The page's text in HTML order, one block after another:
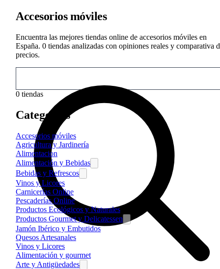
Accesorios móviles
Encuentra las mejores tiendas online de accesorios móviles en
España. 0 tiendas analizadas con opiniones reales y comparativa
precios.
0 tiendas
Categorías
Accesorios móviles
Agricultura y Jardinería
Alimentacion
Alimentación y Bebidas
Bebidas y Refrescos
Vinos y Licores
Carnicerías Online
Pescaderías Online
Productos Ecológicos y Naturales
Productos Gourmet y Delicatessen
Jamón Ibérico y Embutidos
Quesos Artesanales
Vinos y Licores
Alimentación y gourmet
Arte y Antigüedades